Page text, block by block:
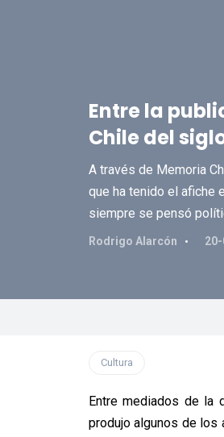
Entre la
Chile del
A través de Memoria
que ha tenido el afiche
siempre se pensó
Rodrigo Alarcón
Cultura
Entre mediados de la
produjo algunos de los